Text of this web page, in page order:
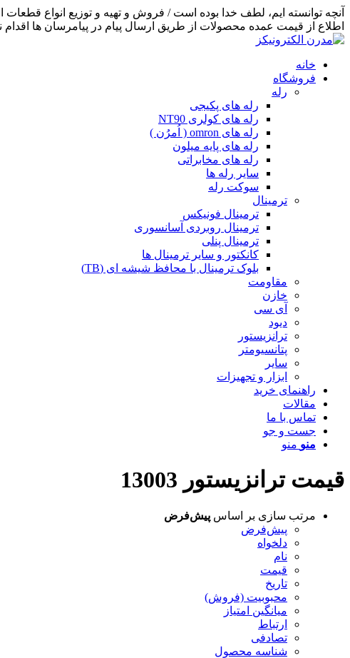
اطلاع از قیمت عمده محصولات از طریق ارسال پیام در پیامرسان ها اقدام
خانه
فروشگاه
رله
رله های پکیجی
رله های کولری NT90
رله های omron ( اُمرُن )
رله های پایه میلون
رله های مخابراتی
سایر رله ها
سوکت رله
ترمینال
ترمینال فونیکس
ترمینال روبردی آسانسوری
ترمینال پنلی
کانکتور و سایر ترمینال ها
بلوک ترمینال با محافظ شیشه ای (TB)
مقاومت
خازن
آی سی
دیود
ترانزیستور
پتانسیومتر
سایر
ابزار و تجهیزات
راهنمای خرید
مقالات
تماس با ما
جست و جو
منو منو
قیمت ترانزیستور 13003
مرتب سازی بر اساس پیش‌فرض
پیش‌فرض
دلخواه
نام
قیمت
تاریخ
محبوبیت (فروش)
میانگین امتیاز
ارتباط
تصادفی
شناسه محصول